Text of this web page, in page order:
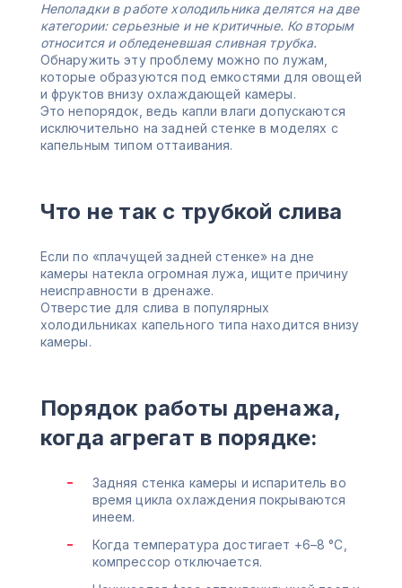
Неполадки в работе холодильника делятся на две
категории: серьезные и не критичные. Ко вторым
относится и обледеневшая сливная трубка.
Обнаружить эту проблему можно по лужам,
которые образуются под емкостями для овощей
и фруктов внизу охлаждающей камеры.
Это непорядок, ведь капли влаги допускаются
исключительно на задней стенке в моделях с
капельным типом оттаивания.
Что не так с трубкой слива
Если по «плачущей задней стенке» на дне
камеры натекла огромная лужа, ищите причину
неисправности в дренаже.
Отверстие для слива в популярных
холодильниках капельного типа находится внизу
камеры.
Порядок работы дренажа,
когда агрегат в порядке:
Задняя стенка камеры и испаритель во
время цикла охлаждения покрываются
инеем.
Когда температура достигает +6–8 °С,
компрессор отключается.